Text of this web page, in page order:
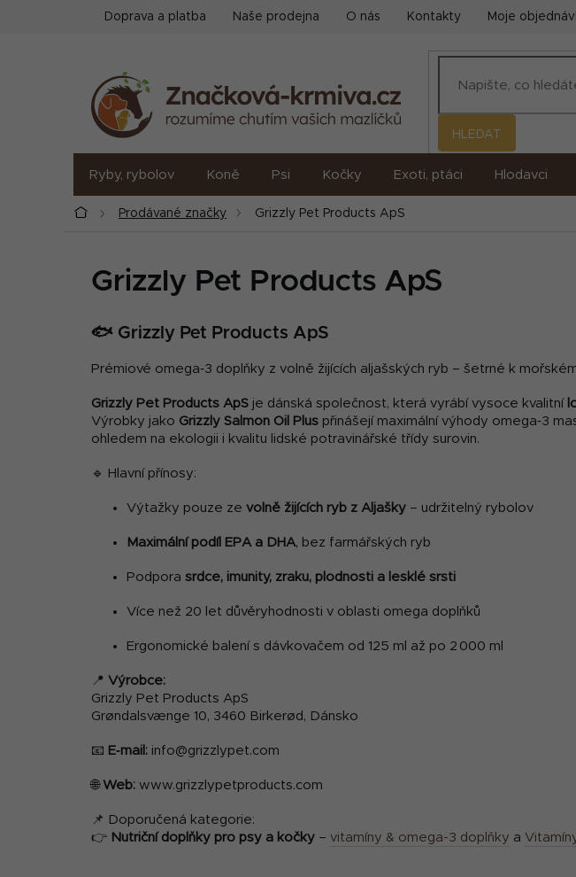
Doprava a platba Naše prodejna O nás Kontakty Moje
HLEDAT
Ryby, rybolov Koně Psi Kočky Exoti, ptáci Hlodavci
DomůProdávané značky Grizzly Pet Products ApS
Grizzly Pet Products ApS
🐟 Grizzly Pet Products ApS
Prémiové omega‑3 doplňky z volně žijících aljašských ryb – šetrné k
Grizzly Pet Products ApS je dánská společnost, která vyrábí vysoce kvalitní
Výrobky jako Grizzly Salmon Oil Plus přinášejí maximální výhody omega‑3
ohledem na ekologii i kvalitu lidské potravinářské třídy surovin.
🔹 Hlavní přínosy:
Výtažky pouze ze volně žijících ryb z Aljašky – udržitelný rybolov
Maximální podíl EPA a DHA, bez farmářských ryb
Podpora srdce, imunity, zraku, plodnosti a lesklé srsti
Více než 20 let důvěryhodnosti v oblasti omega doplňků
Ergonomické balení s dávkovačem od 125 ml až po 2 000 ml
📍 Výrobce:
Grizzly Pet Products ApS
Grøndalsvænge 10, 3460 Birkerød, Dánsko
📧 E‑mail: info@grizzlypet.com
🌐Web: www.grizzlypetproducts.com
📌 Doporučená kategorie:
👉 Nutriční doplňky pro psy a kočky – vitamíny & omega-3 doplňky a